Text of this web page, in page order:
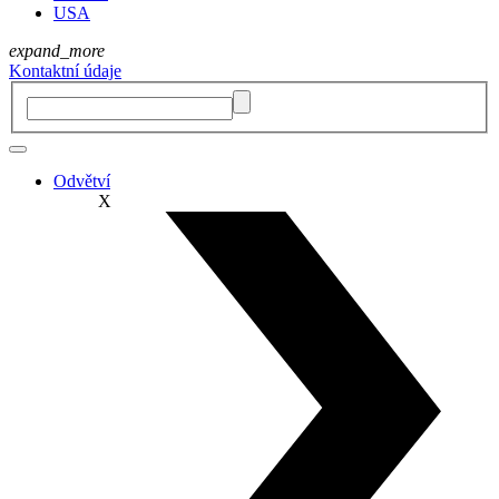
USA
expand_more
Kontaktní údaje
Odvětví
X